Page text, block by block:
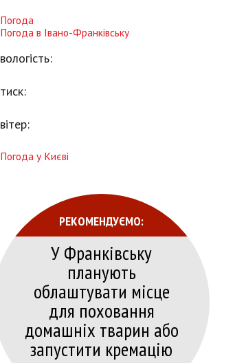
Погода
Погода в Івано-Франківську
вологість:
тиск:
вітер:
Погода у Києві
РЕКОМЕНДУЄМО:
У Франківську
планують
облаштувати місце
для поховання
домашніх тварин або
запустити кремацію